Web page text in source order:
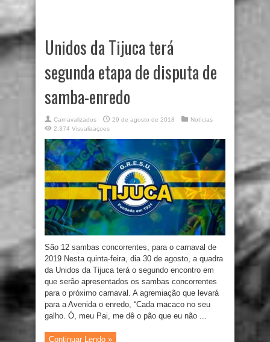
Unidos da Tijuca terá
segunda etapa de disputa de
samba-enredo
Carnavalizados 29 de agosto de 2018
Notícias
2,374 Visualizaçoes
São 12 sambas concorrentes, para o carnaval de
2019 Nesta quinta-feira, dia 30 de agosto, a quadra
da Unidos da Tijuca terá o segundo encontro em
que serão apresentados os sambas concorrentes
para o próximo carnaval. A agremiação que levará
para a Avenida o enredo, “Cada macaco no seu
galho. Ó, meu Pai, me dê o pão que eu não ...
Continuar Lendo »